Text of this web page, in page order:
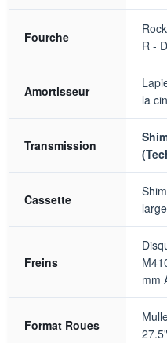
Fourche
R -
Amortisseur
la
Transmission
Cassette
Freins
mm
Format Roues